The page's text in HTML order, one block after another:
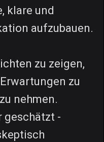
klare und
aufzubauen.
zu zeigen,
zu
nehmen.
-